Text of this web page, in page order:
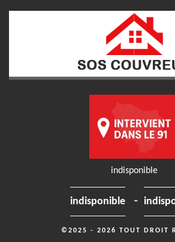
indisponible
indisponible -
©2025 - 2026 TOUT DROIT